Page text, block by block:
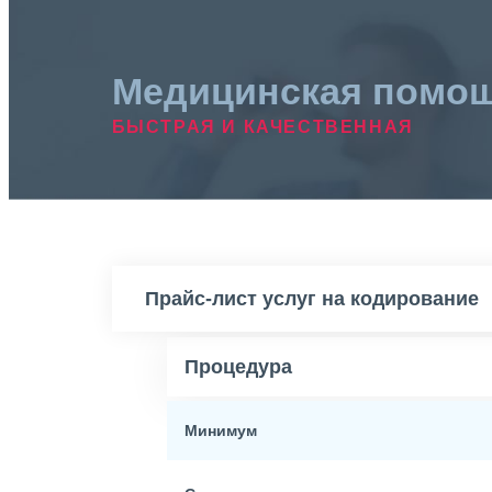
Медицинская
БЫСТРАЯ И КАЧЕСТВЕННАЯ
Прайс-лист услуг на кодирование
Процедура
Минимум